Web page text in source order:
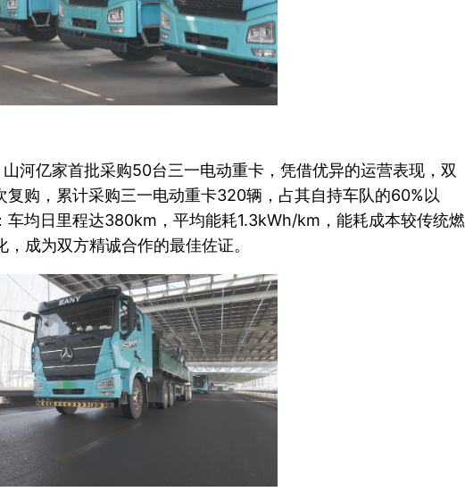
河亿家首批采购50台三一电动重卡，凭借优异的运营表现，双
购，累计采购三一电动重卡320辆，占其自持车队的60%以
车均日里程达380km，平均能耗1.3kWh/km，能耗成本较传统燃
成为双方精诚合作的最佳佐证。